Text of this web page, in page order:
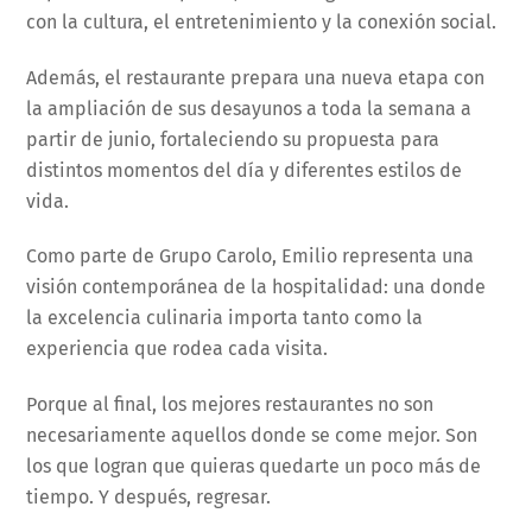
con la cultura, el entretenimiento y la conexión social.
Además, el restaurante prepara una nueva etapa con
la ampliación de sus desayunos a toda la semana a
partir de junio, fortaleciendo su propuesta para
distintos momentos del día y diferentes estilos de
vida.
Como parte de Grupo Carolo, Emilio representa una
visión contemporánea de la hospitalidad: una donde
la excelencia culinaria importa tanto como la
experiencia que rodea cada visita.
Porque al final, los mejores restaurantes no son
necesariamente aquellos donde se come mejor. Son
los que logran que quieras quedarte un poco más de
tiempo. Y después, regresar.